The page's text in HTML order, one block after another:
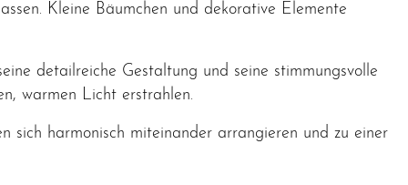
Kleine Bäumchen und dekorative Elemente
detailreiche Gestaltung und seine stimmungsvolle
warmen Licht erstrahlen.
sich harmonisch miteinander arrangieren und zu einer